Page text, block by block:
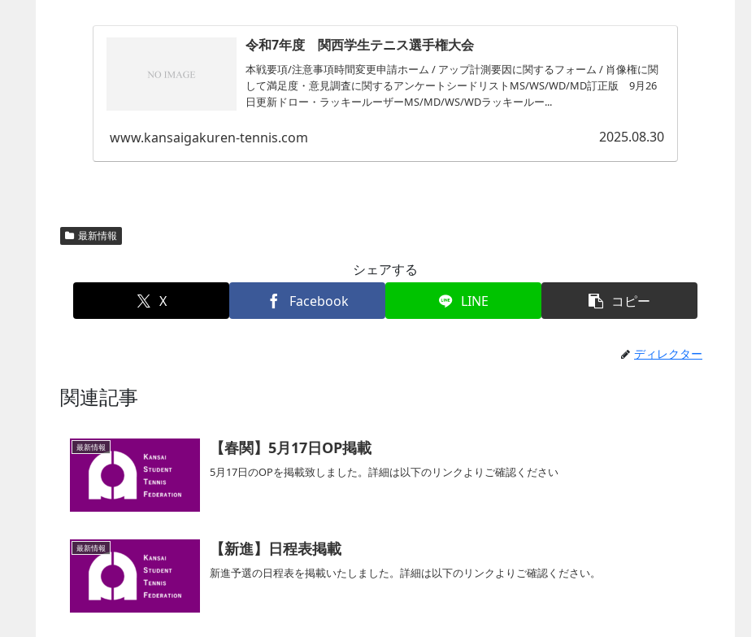
令和7年度 関西学生テニス選手権大会
本戦要項/注意事項時間変更申請ホーム / アップ計測要因に関するフォーム / 肖像権に関
して満足度・意見調査に関するアンケートシードリストMS/WS/WD/MD訂正版 9月26
日更新ドロー・ラッキールーザーMS/MD/WS/WDラッキールー...
www.kansaigakuren-tennis.com 2025.08.30
最新情報
シェアする
X
Facebook LINE コピー
ディレクター
関連記事
最新情報 【春関】5月17日OP掲載
5月17日のOPを掲載致しました。詳細は以下のリンクよりご確認ください
最新情報 【新進】日程表掲載
新進予選の日程表を掲載いたしました。詳細は以下のリンクよりご確認ください。